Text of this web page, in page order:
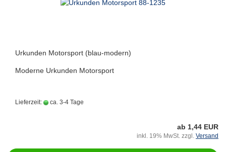
Urkunden Motorsport (blau-modern)
Moderne Urkunden Motorsport
Lieferzeit: ca. 3-4 Tage
ab 1,44 EUR
inkl. 19% MwSt. zzgl. Versand